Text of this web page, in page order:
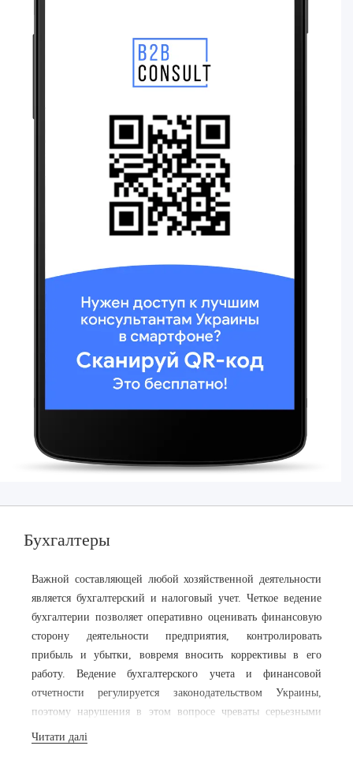
Бухгалтеры
Важной составляющей любой хозяйственной деятельности
является бухгалтерский и налоговый учет. Четкое ведение
бухгалтерии позволяет оперативно оценивать финансовую
сторону деятельности предприятия, контролировать
прибыль и убытки, вовремя вносить коррективы в его
работу. Ведение бухгалтерского учета и финансовой
отчетности регулируется законодательством Украины,
поэтому нарушения в этом вопросе чреваты серьезными
неприятностями.
Читати далі